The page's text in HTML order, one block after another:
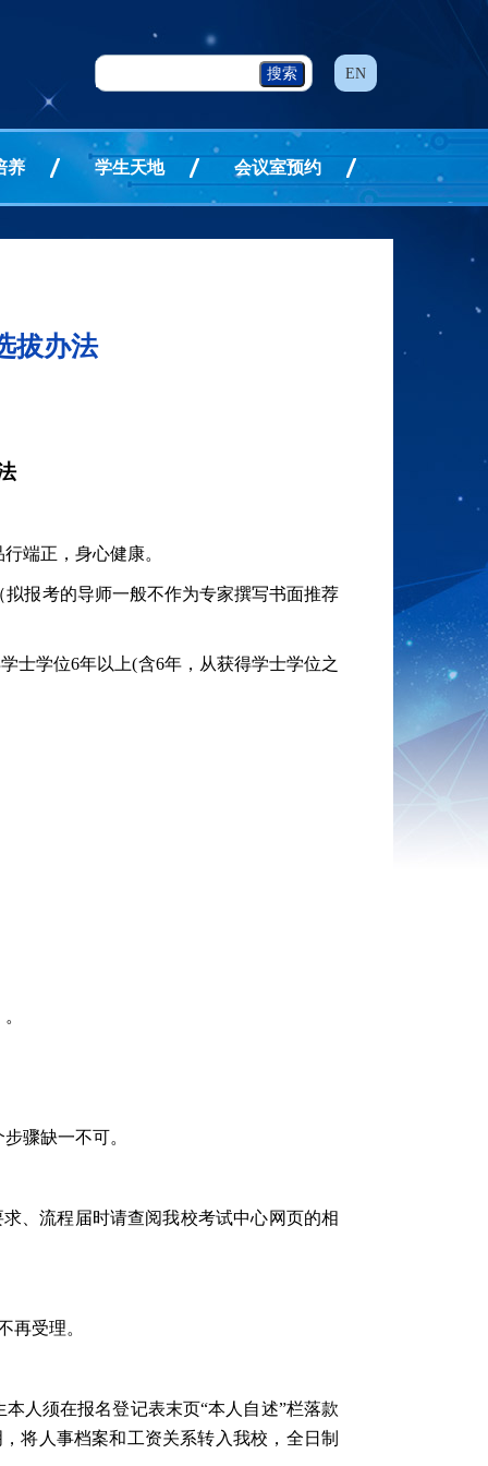
EN
养 学生天地 会议室预约
拔办法
端正，身心健康。
报考的导师一般不作为专家撰写书面推荐
士学位6年以上(含6年，从获得学士学位之
骤缺一不可。
、流程届时请查阅我校考试中心网页的相
再受理。
人须在报名登记表末页“本人自述”栏落款
将人事档案和工资关系转入我校，全日制